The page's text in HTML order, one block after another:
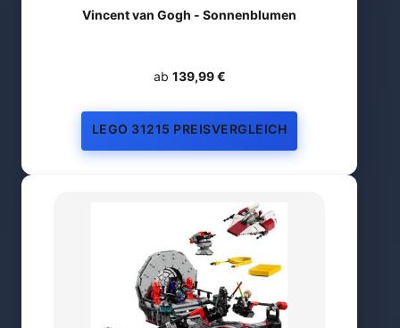
Vincent van Gogh - Sonnenblumen
ab 139,99 €
LEGO 31215 PREISVERGLEICH